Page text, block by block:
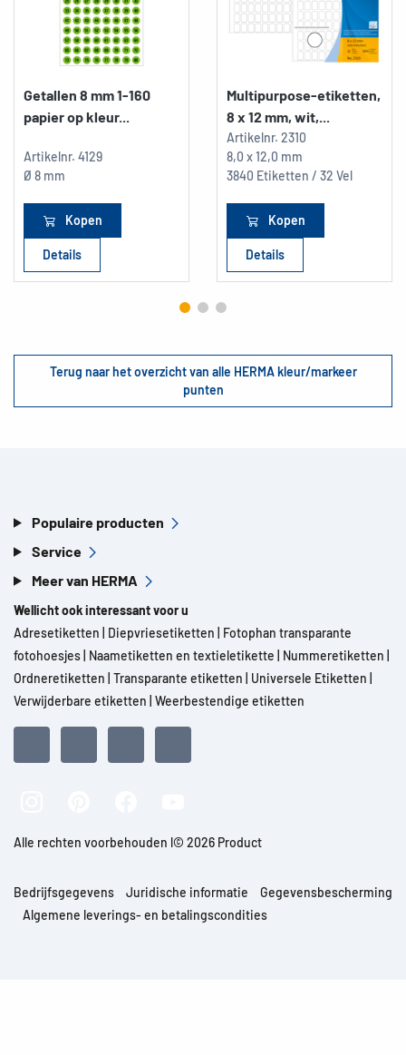
Getallen 8 mm 1-160
papier op kleur...
Artikelnr. 4129
Ø 8 mm
Kopen
Details
Multipurpose-etiketten,
8 x 12 mm, wit,...
Artikelnr. 2310
8,0 x 12,0 mm
3840 Etiketten / 32 Vel
Kopen
Details
Terug naar het overzicht van alle HERMA kleur/markeer
punten
Populaire producten
Service
Meer van HERMA
Wellicht ook interessant voor u
Adresetiketten
Diepvriesetiketten
Fotophan transparante
fotohoesjes Naametiketten en textieletikette Nummeretiketten
Ordneretiketten Transparante etiketten Universele Etiketten
Verwijderbare etiketten Weerbestendige etiketten
Alle rechten voorbehouden l© 2026 Product
Bedrijfsgegevens Juridische informatie
Gegevensbescherming
Algemene leverings- en betalingscondities